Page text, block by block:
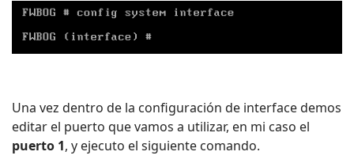
Una vez dentro de la configuración de interface demos
editar el puerto que vamos a utilizar, en mi caso el
puerto 1, y ejecuto el siguiente comando.